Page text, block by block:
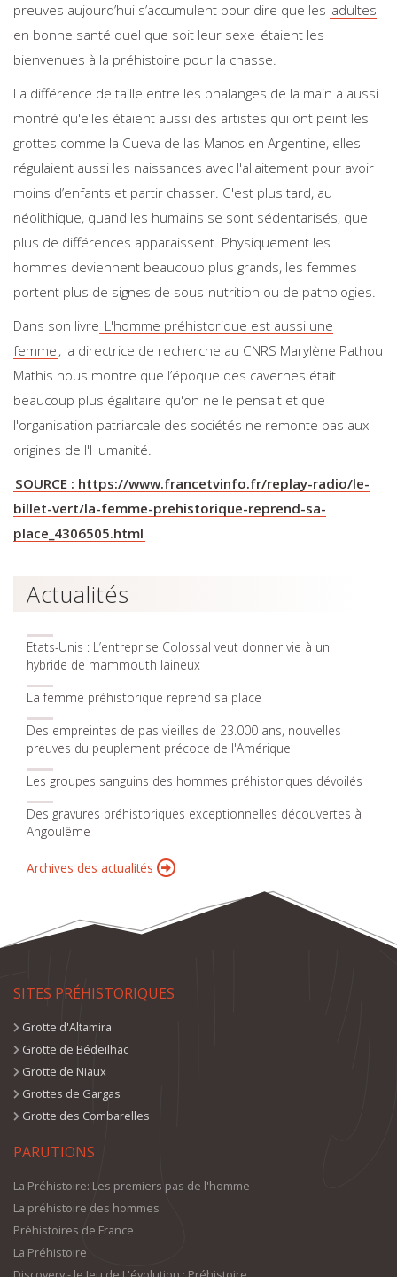
preuves aujourd’hui s’accumulent pour dire que les adultes
en bonne santé quel que soit leur sexe étaient les
bienvenues à la préhistoire pour la chasse.
La différence de taille entre les phalanges de la main a aussi
montré qu'elles étaient aussi des artistes qui ont peint les
grottes comme la Cueva de las Manos en Argentine, elles
régulaient aussi les naissances avec l'allaitement pour avoir
moins d’enfants et partir chasser. C'est plus tard, au
néolithique, quand les humains se sont sédentarisés, que
plus de différences apparaissent. Physiquement les
hommes deviennent beaucoup plus grands, les femmes
portent plus de signes de sous-nutrition ou de pathologies.
Dans son livre L'homme préhistorique est aussi une
femme , la directrice de recherche au CNRS Marylène Pathou
Mathis nous montre que l’époque des cavernes était
beaucoup plus égalitaire qu'on ne le pensait et que
l'organisation patriarcale des sociétés ne remonte pas aux
origines de l'Humanité.
SOURCE : https://www.francetvinfo.fr/replay-radio/le-
billet-vert/la-femme-prehistorique-reprend-sa-
place_4306505.html
Actualités
Etats-Unis : L’entreprise Colossal veut donner vie à un
hybride de mammouth laineux
La femme préhistorique reprend sa place
Des empreintes de pas vieilles de 23.000 ans, nouvelles
preuves du peuplement précoce de l'Amérique
Les groupes sanguins des hommes préhistoriques dévoilés
Des gravures préhistoriques exceptionnelles découvertes à
Angoulême
Archives des actualités
SITES PRÉHISTORIQUES
Grotte d'Altamira
Grotte de Bédeilhac
Grotte de Niaux
Grottes de Gargas
Grotte des Combarelles
PARUTIONS
La Préhistoire: Les premiers pas de l'homme
La préhistoire des hommes
Préhistoires de France
La Préhistoire